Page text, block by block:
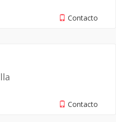
Contacto
Contacto